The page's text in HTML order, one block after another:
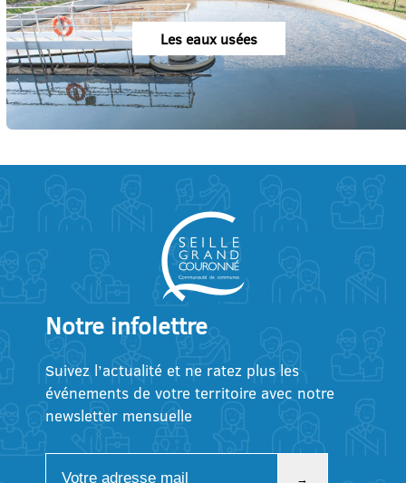
Les eaux usées
Notre infolettre
Suivez l’actualité et ne ratez plus les
événements de votre territoire avec notre
newsletter mensuelle